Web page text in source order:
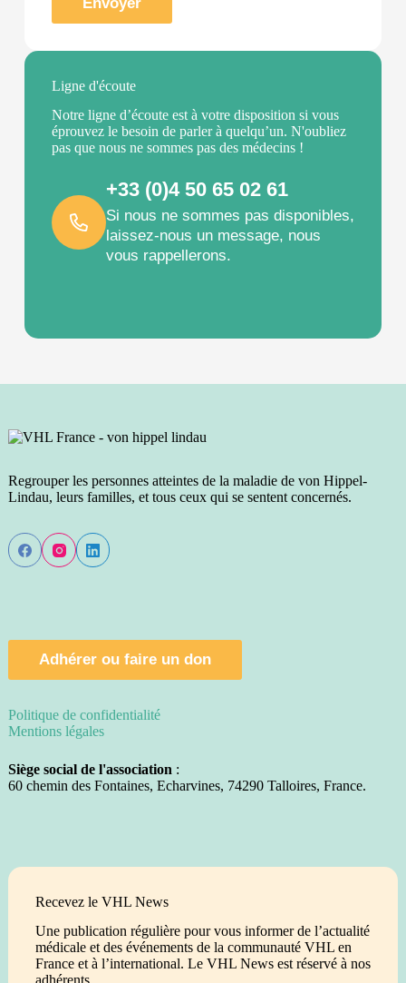
Ligne d'écoute
Notre ligne d’écoute est à votre disposition si vous
éprouvez le besoin de parler à quelqu’un. N'oubliez
pas que nous ne sommes pas des médecins !
+33 (0)4 50 65 02 61
Si nous ne sommes pas disponibles,
laissez-nous un message, nous
vous rappellerons.
Regrouper les personnes atteintes de la maladie de von Hippel-
Lindau, leurs familles, et tous ceux qui se sentent concernés.
Adhérer ou faire un don
Politique de confidentialité
Mentions légales
Siège social de l'association :
60 chemin des Fontaines, Echarvines, 74290 Talloires, France.
Recevez le VHL News
Une publication régulière pour vous informer de l’actualité
médicale et des événements de la communauté VHL en
France et à l’international. Le VHL News est réservé à nos